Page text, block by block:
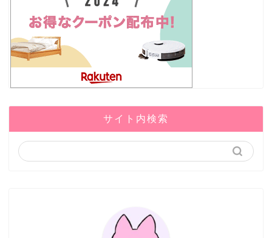
サイト内検索